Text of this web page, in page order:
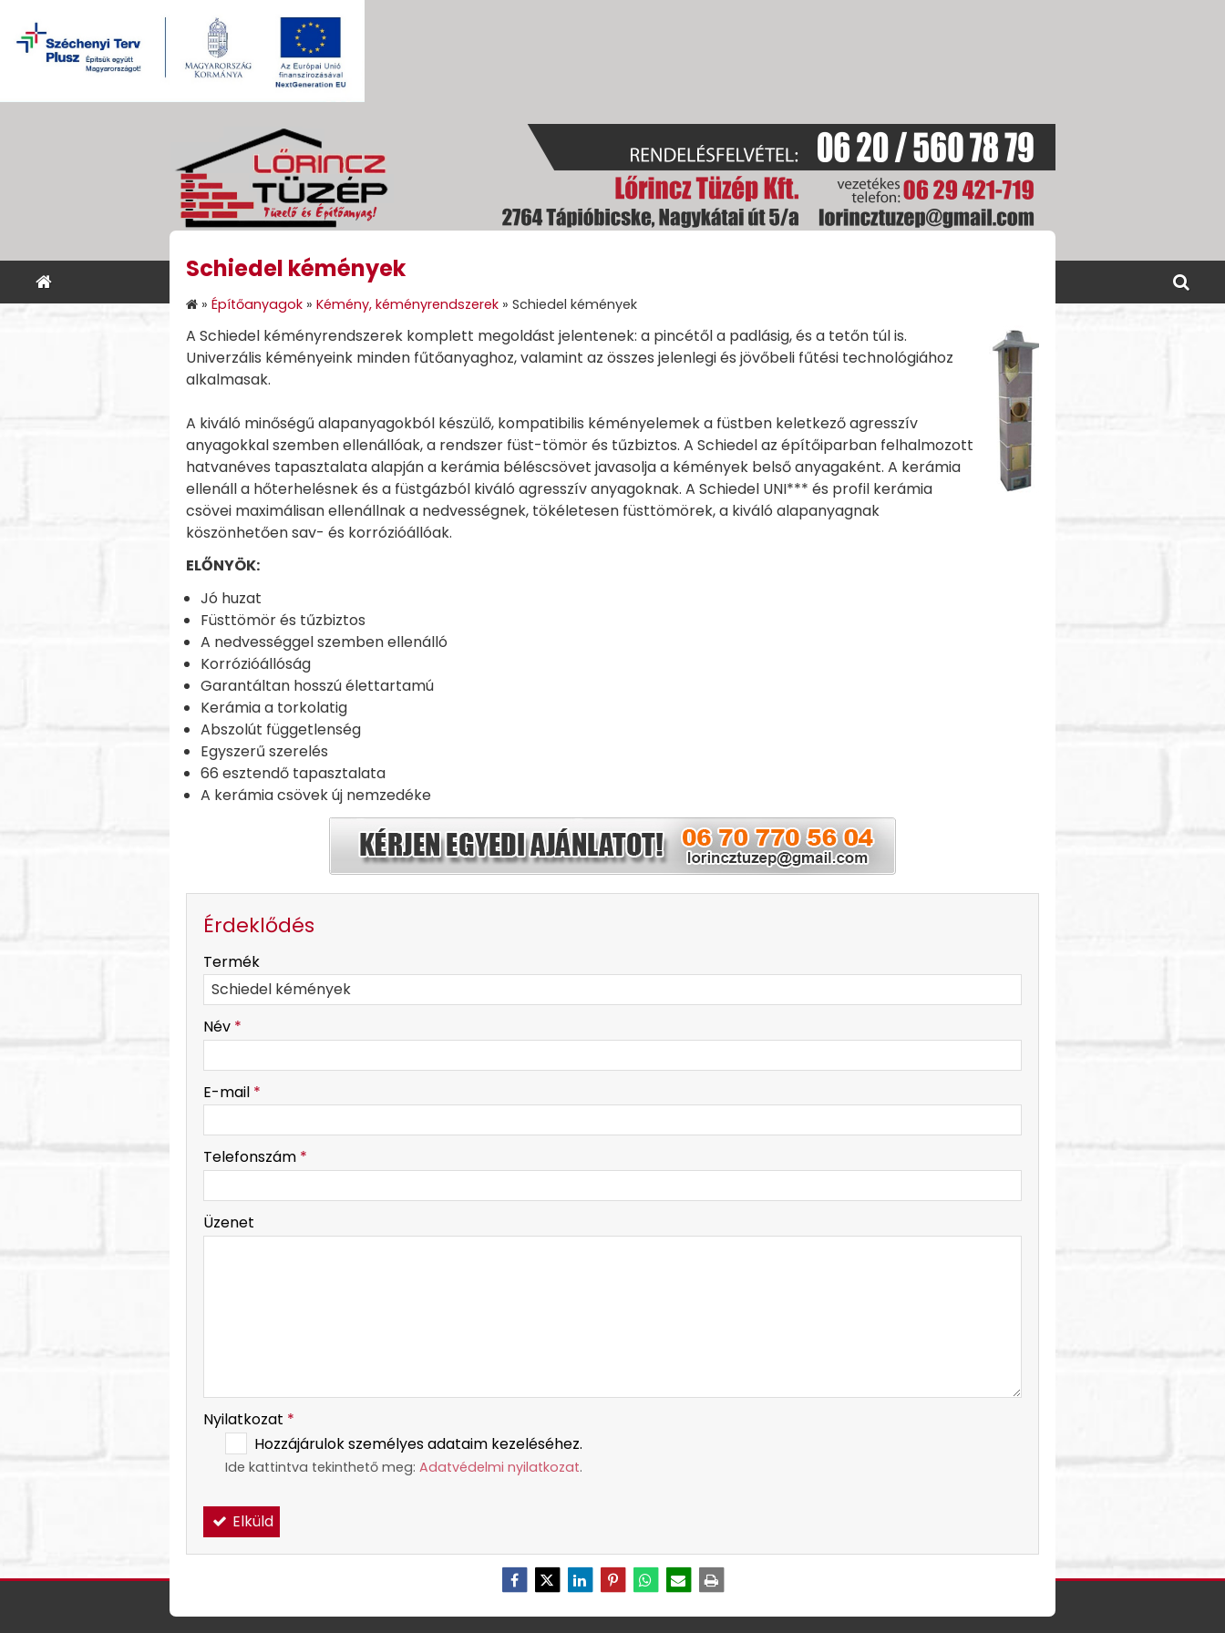
KEZDŐLAP ÉPÍTŐANYAGOK
Schiedel kémények
» Építőanyagok » Kémény, kéményrendszerek » Schiedel kémények
A Schiedel kéményrendszerek komplett megoldást jelentenek: a pincétől a padlásig, és a tetőn túl is.
Univerzális kéményeink minden fűtőanyaghoz, valamint az összes jelenlegi és jövőbeli fűtési technológiához
alkalmasak.
A kiváló minőségű alapanyagokból készülő, kompatibilis kéményelemek a füstben keletkező agresszív
anyagokkal szemben ellenállóak, a rendszer füst-tömör és tűzbiztos. A Schiedel az építőiparban felhalmozott
hatvanéves tapasztalata alapján a kerámia béléscsövet javasolja a kémények belső anyagaként. A kerámia
ellenáll a hőterhelésnek és a füstgázból kiváló agresszív anyagoknak. A Schiedel UNI*** és profil kerámia
csövei maximálisan ellenállnak a nedvességnek, tökéletesen füsttömörek, a kiváló alapanyagnak
köszönhetően sav- és korrózióállóak.
ELŐNYÖK:
Jó huzat
Füsttömör és tűzbiztos
A nedvességgel szemben ellenálló
Korrózióállóság
Garantáltan hosszú élettartamú
Kerámia a torkolatig
Abszolút függetlenség
Egyszerű szerelés
66 esztendő tapasztalata
A kerámia csövek új nemzedéke
Érdeklődés
-
Termék
Név *
E-mail *
Telefonszám *
Üzenet
Nyilatkozat *
Hozzájárulok személyes adataim kezeléséhez.
Ide kattintva tekinthető meg: Adatvédelmi nyilatkozat.
Elküld